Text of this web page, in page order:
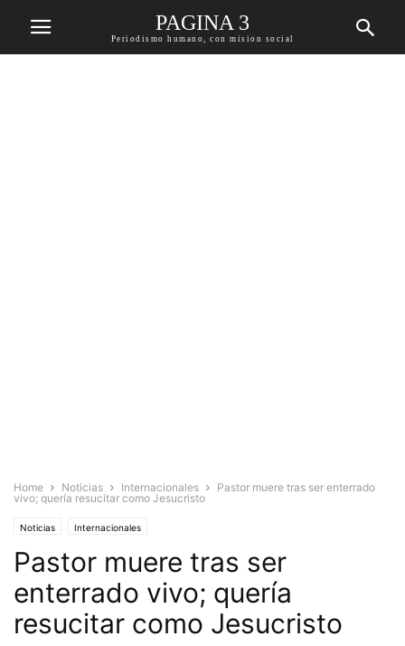
PAGINA 3
Periodismo humano, con mision social
Home Noticias Internacionales
Pastor muere tras ser enterrado
vivo; quería resucitar como Jesucristo
Noticias Internacionales
Pastor muere tras ser
enterrado vivo; quería
resucitar como Jesucristo